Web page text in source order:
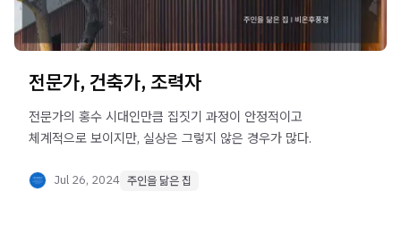
전문가, 건축가, 조력자
전문가의 홍수 시대인만큼 집짓기 과정이 안정적이고
체계적으로 보이지만, 실상은 그렇지 않은 경우가 많다.
Jul 26, 2024 주인을 닮은 집